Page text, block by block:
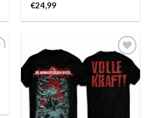
€24,99
Auf die
Wunschliste